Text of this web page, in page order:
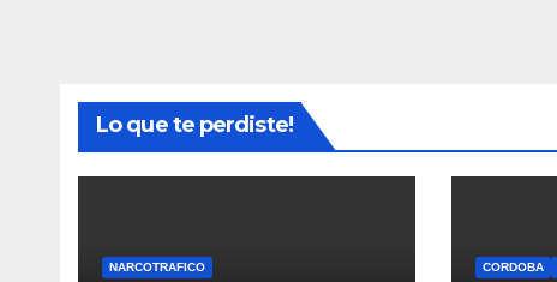
Lo que te perdiste!
NARCOTRAFICO CORDOBA